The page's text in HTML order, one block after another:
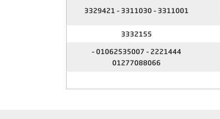
3311001 – 3311030 – 3329421
3332155
2221444 – 01062535007 –
01277088066